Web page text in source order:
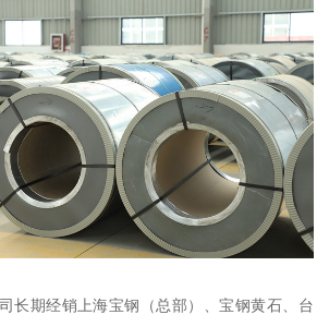
长期经销上海宝钢（总部）、宝钢黄石、台